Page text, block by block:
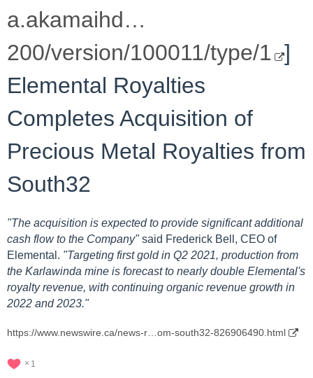
a.akamaihd…
200/version/100011/type/1 ]
Elemental Royalties
Completes Acquisition of
Precious Metal Royalties from
South32
"The acquisition is expected to provide significant additional
cash flow to the Company"said Frederick Bell, CEO of
Elemental. "Targeting first gold in Q2 2021, production from
the Karlawinda mine is forecast to nearly double Elemental's
royalty revenue, with continuing organic revenue growth in
2022 and 2023."
https://www.newswire.ca/news-r…om-south32-826906490.html
1